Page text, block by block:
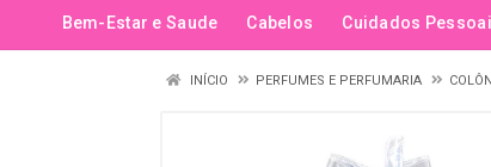
Bem-Estar e Saude Cabelos Cuidados
INÍCIO PERFUMES E PERFUMARIA